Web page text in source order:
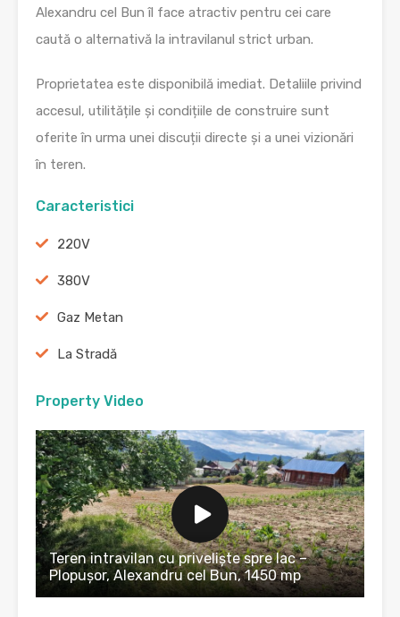
Alexandru cel Bun îl face atractiv pentru cei care
caută o alternativă la intravilanul strict urban.
Proprietatea este disponibilă imediat. Detaliile privind
accesul, utilitățile și condițiile de construire sunt
oferite în urma unei discuții directe și a unei vizionări
în teren.
Caracteristici
220V
380V
Gaz Metan
La Stradă
Property Video
Teren intravilan cu priveliște spre lac –
Plopușor, Alexandru cel Bun, 1450 mp